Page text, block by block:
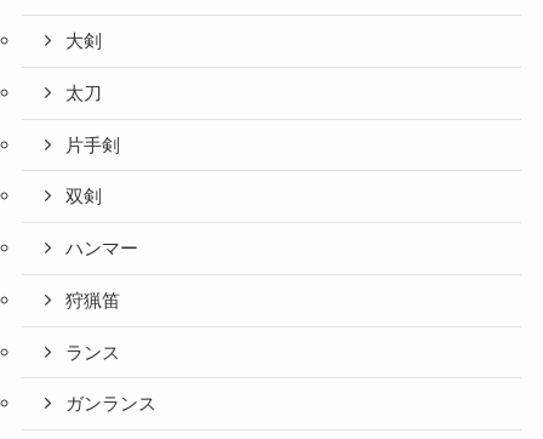
大剣
太刀
片手剣
双剣
ハンマー
狩猟笛
ランス
ガンランス